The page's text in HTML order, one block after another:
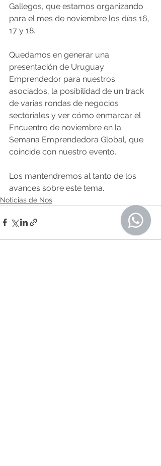
Gallegos, que estamos organizando
para el mes de noviembre los días 16,
17 y 18.
Quedamos en generar una
presentación de Uruguay
Emprendedor para nuestros
asociados, la posibilidad de un track
de varias rondas de negocios
sectoriales y ver cómo enmarcar el
Encuentro de noviembre en la
Semana Emprendedora Global, que
coincide con nuestro evento.
Los mantendremos al tanto de los
avances sobre este tema.
Noticias de Nos